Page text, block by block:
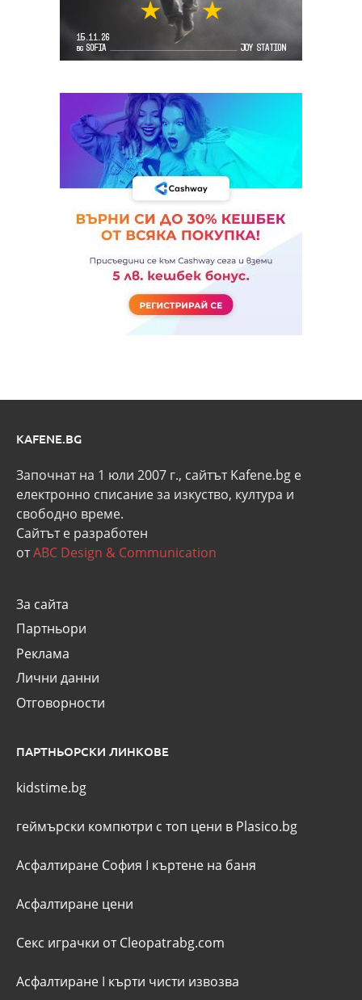
KAFENE.BG
Започнат на 1 юли 2007 г., сайтът Kafene.bg e
eлектронно списание за изкуство, култура и
свободно време.
Сайтът е разработен
отABC Design & Communication
За сайта
Партньори
Реклама
Лични данни
Отговорности
ПАРТНЬОРСКИ ЛИНКОВЕ
kidstime.bg
геймърски компютри с топ цени в Plasico.bg
Асфалтиране София I къртене на баня
Асфалтиране цени
Секс играчки от Cleopatrabg.com
Асфалтиране I кърти чисти извозва